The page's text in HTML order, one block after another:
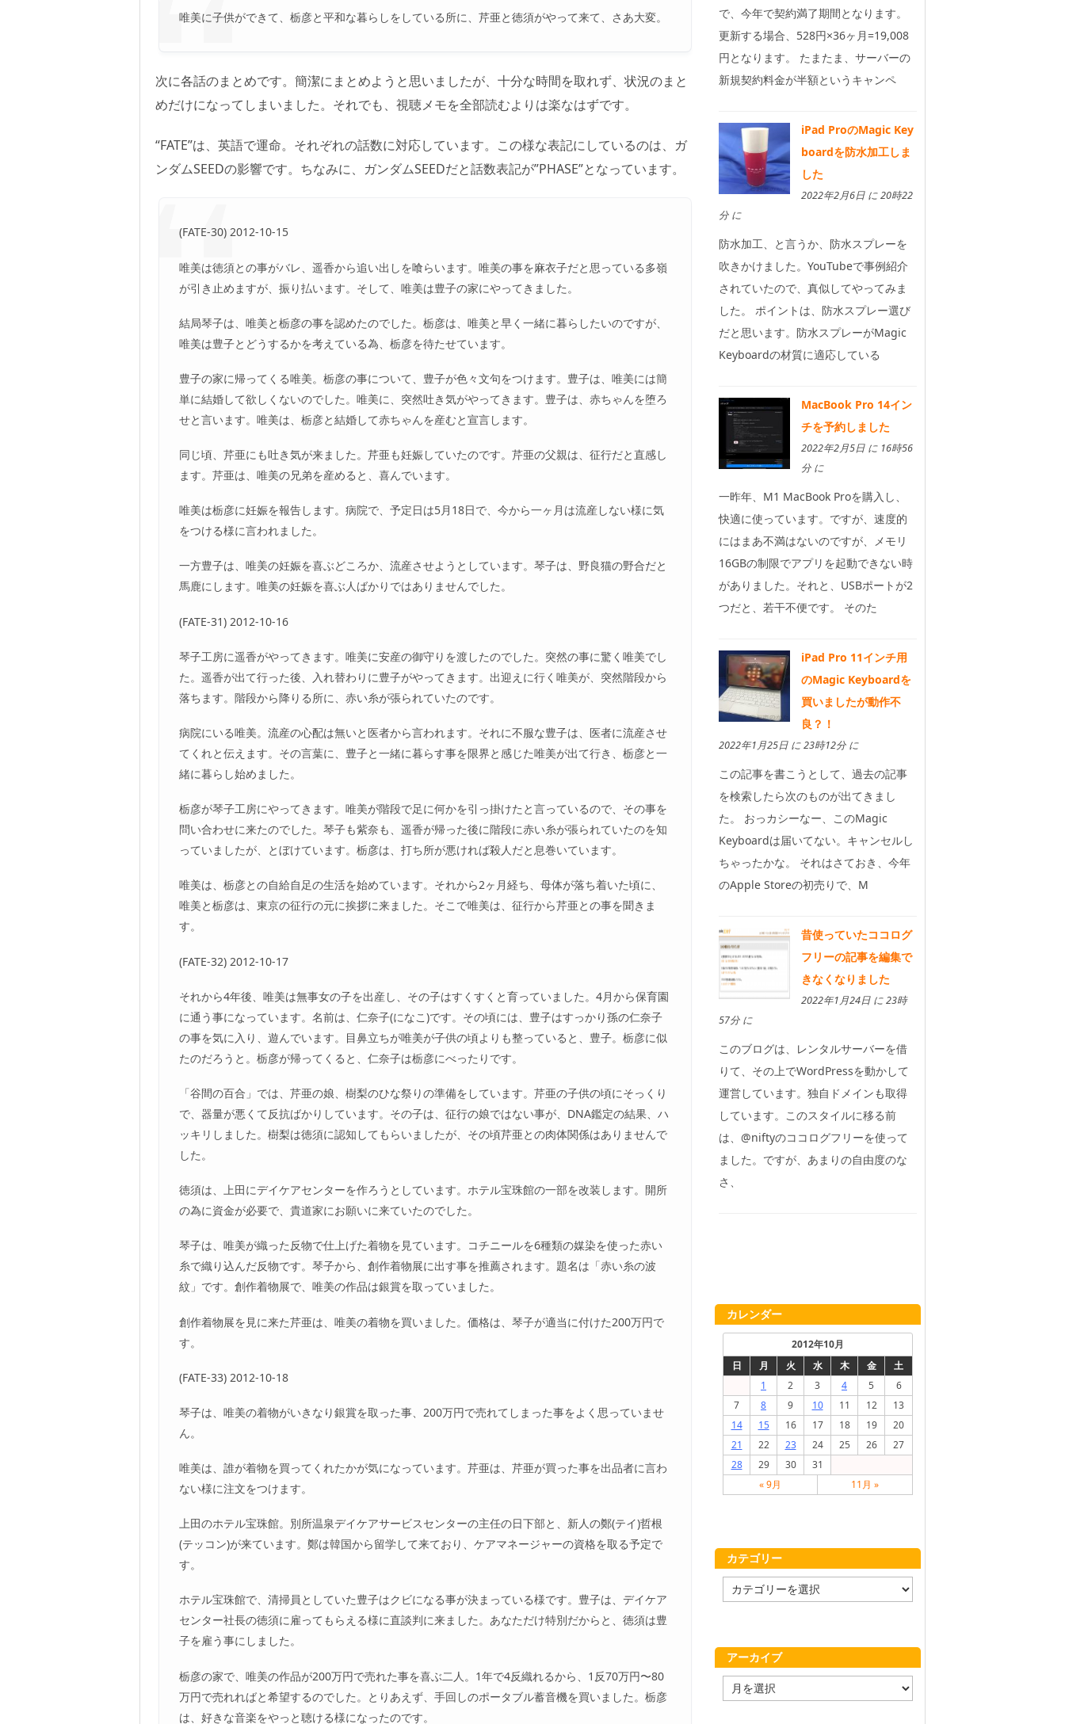
唯美に子供ができて、栃彦と平和な暮らしをしている所に、芹亜と徳須がやって来て、さあ大変。
次に各話のまとめです。簡潔にまとめようと思いましたが、十分な時間を取れず、状況のまと
めだけになってしまいました。それでも、視聴メモを全部読むよりは楽なはずです。
“FATE”は、英語で運命。それぞれの話数に対応しています。この様な表記にしているのは、ガ
ンダムSEEDの影響です。ちなみに、ガンダムSEEDだと話数表記が”PHASE”となっています。
(FATE-30) 2012-10-15
唯美は徳須との事がバレ、遥香から追い出しを喰らいます。唯美の事を麻衣子だと思っている多嶺
が引き止めますが、振り払います。そして、唯美は豊子の家にやってきました。
結局琴子は、唯美と栃彦の事を認めたのでした。栃彦は、唯美と早く一緒に暮らしたいのですが、
唯美は豊子とどうするかを考えている為、栃彦を待たせています。
豊子の家に帰ってくる唯美。栃彦の事について、豊子が色々文句をつけます。豊子は、唯美には簡
単に結婚して欲しくないのでした。唯美に、突然吐き気がやってきます。豊子は、赤ちゃんを堕ろ
せと言います。唯美は、栃彦と結婚して赤ちゃんを産むと宣言します。
同じ頃、芹亜にも吐き気が来ました。芹亜も妊娠していたのです。芹亜の父親は、征行だと直感し
ます。芹亜は、唯美の兄弟を産めると、喜んでいます。
唯美は栃彦に妊娠を報告します。病院で、予定日は5月18日で、今から一ヶ月は流産しない様に気
をつける様に言われました。
一方豊子は、唯美の妊娠を喜ぶどころか、流産させようとしています。琴子は、野良猫の野合だと
馬鹿にします。唯美の妊娠を喜ぶ人ばかりではありませんでした。
(FATE-31) 2012-10-16
琴子工房に遥香がやってきます。唯美に安産の御守りを渡したのでした。突然の事に驚く唯美でし
た。遥香が出て行った後、入れ替わりに豊子がやってきます。出迎えに行く唯美が、突然階段から
落ちます。階段から降りる所に、赤い糸が張られていたのです。
病院にいる唯美。流産の心配は無いと医者から言われます。それに不服な豊子は、医者に流産させ
てくれと伝えます。その言葉に、豊子と一緒に暮らす事を限界と感じた唯美が出て行き、栃彦と一
緒に暮らし始めました。
栃彦が琴子工房にやってきます。唯美が階段で足に何かを引っ掛けたと言っているので、その事を
問い合わせに来たのでした。琴子も紫奈も、遥香が帰った後に階段に赤い糸が張られていたのを知
っていましたが、とぼけています。栃彦は、打ち所が悪ければ殺人だと息巻いています。
唯美は、栃彦との自給自足の生活を始めています。それから2ヶ月経ち、母体が落ち着いた頃に、
唯美と栃彦は、東京の征行の元に挨拶に来ました。そこで唯美は、征行から芹亜との事を聞きま
す。
(FATE-32) 2012-10-17
それから4年後、唯美は無事女の子を出産し、その子はすくすくと育っていました。4月から保育園
に通う事になっています。名前は、仁奈子(になこ)です。その頃には、豊子はすっかり孫の仁奈子
の事を気に入り、遊んでいます。目鼻立ちが唯美が子供の頃よりも整っていると、豊子。栃彦に似
たのだろうと。栃彦が帰ってくると、仁奈子は栃彦にべったりです。
「谷間の百合」では、芹亜の娘、樹梨のひな祭りの準備をしています。芹亜の子供の頃にそっくり
で、器量が悪くて反抗ばかりしています。その子は、征行の娘ではない事が、DNA鑑定の結果、ハ
ッキリしました。樹梨は徳須に認知してもらいましたが、その頃芹亜との肉体関係はありませんで
した。
徳須は、上田にデイケアセンターを作ろうとしています。ホテル宝珠館の一部を改装します。開所
の為に資金が必要で、貴道家にお願いに来ていたのでした。
琴子は、唯美が織った反物で仕上げた着物を見ています。コチニールを6種類の媒染を使った赤い
糸で織り込んだ反物です。琴子から、創作着物展に出す事を推薦されます。題名は「赤い糸の波
紋」です。創作着物展で、唯美の作品は銀賞を取っていました。
創作着物展を見に来た芹亜は、唯美の着物を買いました。価格は、琴子が適当に付けた200万円で
す。
(FATE-33) 2012-10-18
琴子は、唯美の着物がいきなり銀賞を取った事、200万円で売れてしまった事をよく思っていませ
ん。
唯美は、誰が着物を買ってくれたかが気になっています。芹亜は、芹亜が買った事を出品者に言わ
ない様に注文をつけます。
上田のホテル宝珠館。別所温泉デイケアサービスセンターの主任の日下部と、新人の鄭(テイ)哲根
(テッコン)が来ています。鄭は韓国から留学して来ており、ケアマネージャーの資格を取る予定で
す。
ホテル宝珠館で、清掃員としていた豊子はクビになる事が決まっている様です。豊子は、デイケア
センター社長の徳須に雇ってもらえる様に直談判に来ました。あなただけ特別だからと、徳須は豊
子を雇う事にしました。
栃彦の家で、唯美の作品が200万円で売れた事を喜ぶ二人。1年で4反織れるから、1反70万円〜80
万円で売れればと希望するのでした。とりあえず、手回しのポータブル蓄音機を買いました。栃彦
は、好きな音楽をやっと聴ける様になったのです。
で、今年で契約満了期間となります。
更新する場合、528円×36ヶ月=19,008
円となります。 たまたま、サーバーの
新規契約料金が半額というキャンペ
iPad ProのMagic Key
boardを防水加工しま
した
2022年2月6日 に 20時22
分 に
防水加工、と言うか、防水スプレーを
吹きかけました。YouTubeで事例紹介
されていたので、真似してやってみま
した。 ポイントは、防水スプレー選び
だと思います。防水スプレーがMagic
Keyboardの材質に適応している
MacBook Pro 14イン
チを予約しました
2022年2月5日 に 16時56
分 に
一昨年、M1 MacBook Proを購入し、
快適に使っています。ですが、速度的
にはまあ不満はないのですが、メモリ
16GBの制限でアプリを起動できない時
がありました。それと、USBポートが2
つだと、若干不便です。 そのた
iPad Pro 11インチ用
のMagic Keyboardを
買いましたが動作不
良？！
2022年1月25日 に 23時12分 に
この記事を書こうとして、過去の記事
を検索したら次のものが出てきまし
た。 おっカシーなー、このMagic
Keyboardは届いてない。キャンセルし
ちゃったかな。 それはさておき、今年
のApple Storeの初売りで、M
昔使っていたココログ
フリーの記事を編集で
きなくなりました
2022年1月24日 に 23時
57分 に
このブログは、レンタルサーバーを借
りて、その上でWordPressを動かして
運営しています。独自ドメインも取得
しています。このスタイルに移る前
は、@niftyのココログフリーを使って
ました。ですが、あまりの自由度のな
さ、
カレンダー
2012年10月
日
月 火 水 木 金
土
1
2 3 4 5
6
7
8 9 10 11 12
13
14
15 16 17 18 19
20
21
22 23 24 25 26
27
28
29 30
31
« 9月
11月 »
カテゴリー
テ
ー
アーカイブ
ー